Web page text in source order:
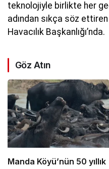
teknolojiyle birlikte her
adından sıkça söz
Havacılık Başkanlığı’nda.
Göz Atın
Manda Köyü’nün 50 yıllık